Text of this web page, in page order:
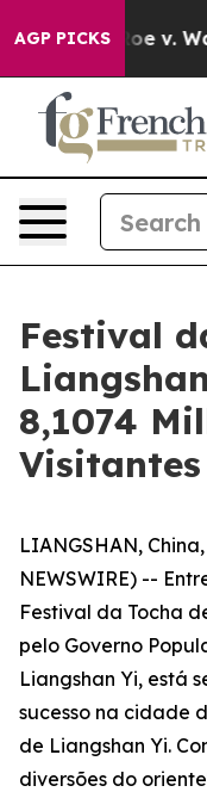
AGP PICKS
After Roe v.
Festival
8,1074
LIANGSHAN,
NEWSWIRE) --
Festival da Tocha
pelo Governo
Liangshan Yi, está
sucesso na cidade
de Liangshan Yi.
diversões do